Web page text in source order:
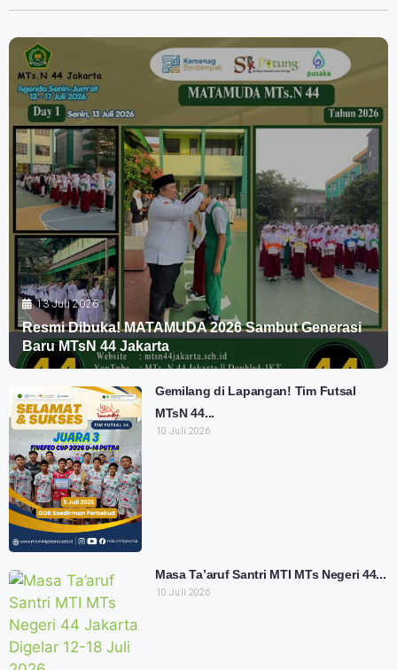
13 Juli 2026
Resmi Dibuka! MATAMUDA 2026 Sambut Generasi
Baru MTsN 44 Jakarta
Gemilang di Lapangan! Tim Futsal
MTsN 44...
10 Juli 2026
Masa Ta’aruf Santri MTI MTs Negeri 44...
10 Juli 2026